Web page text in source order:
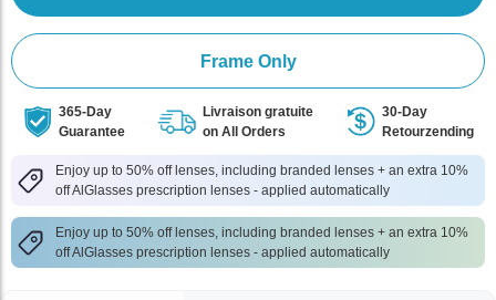
Frame Only
365-Day
Guarantee
Livraison gratuite
on All Orders
30-Day
Retourzending
Enjoy up to 50% off lenses, including branded lenses + an extra 10%
off AlGlasses prescription lenses - applied automatically
Enjoy up to 50% off lenses, including branded lenses + an extra 10%
off AlGlasses prescription lenses - applied automatically